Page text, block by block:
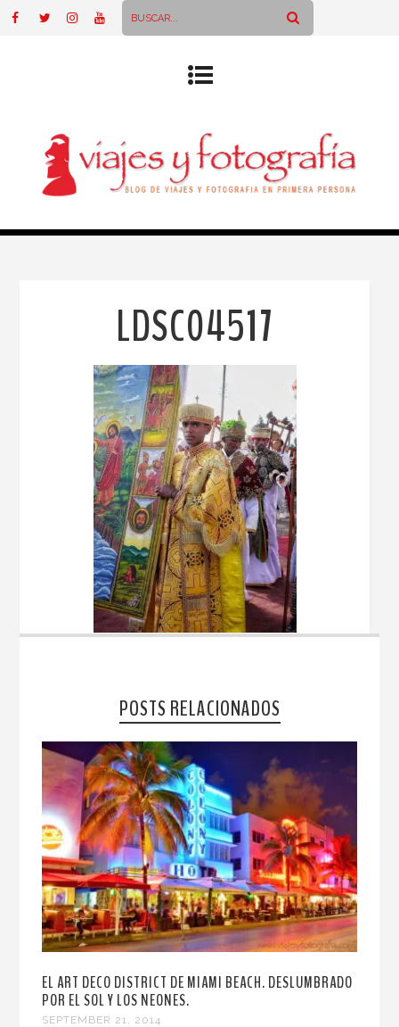
LDSC04517
POSTS RELACIONADOS
EL ART DECO DISTRICT DE MIAMI BEACH. DESLUMBRADO
POR EL SOL Y LOS NEONES.
SEPTEMBER 21, 2014